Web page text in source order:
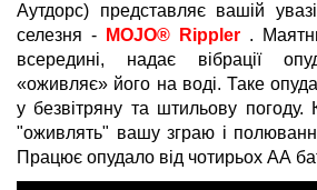
Аутдорс) представляє вашій
селезня -
MOJO® Rippler .
всередині, надає вібрації
«оживляє» його на воді. Таке
у безвітряну та штильову погоду.
"оживлять" вашу зграю і
Працює опудало від чотирьох АА